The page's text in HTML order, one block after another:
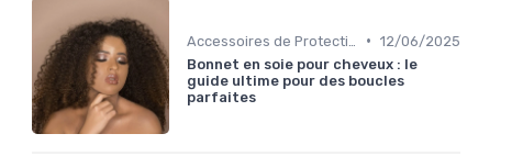
• 12/06/2025
Bonnet en soie pour cheveux : le
guide ultime pour des boucles
parfaites